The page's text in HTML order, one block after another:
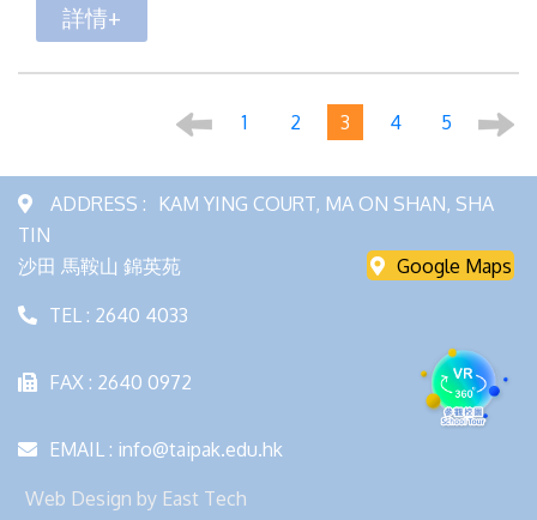
詳情+
1 2 3 4 5
ADDRESS : KAM YING COURT, MA ON SHAN, SHA
TIN
沙田 馬鞍山 錦英苑
Google Maps
TEL : 2640 4033
FAX : 2640 0972
EMAIL : info@taipak.edu.hk
Web Design by East Tech